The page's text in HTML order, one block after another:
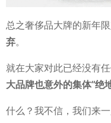
总之奢侈品大牌的新年限
弃。
就在大家对此已经没有
大品牌也意外的集体“绝
什么？我不信，我们来一